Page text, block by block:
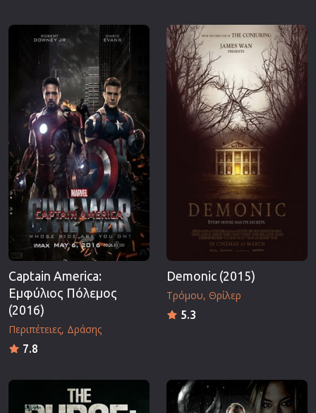
Captain America:
Εμφύλιος Πόλεμος
(2016)
Περιπέτειες Δράσης
7.8
Demonic (2015)
Τρόμου Θρίλερ
5.3